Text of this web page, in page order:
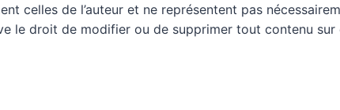
celles de l’auteur et ne représentent pas
le droit de modifier ou de supprimer tout contenu